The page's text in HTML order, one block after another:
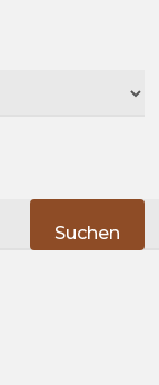
Suchen